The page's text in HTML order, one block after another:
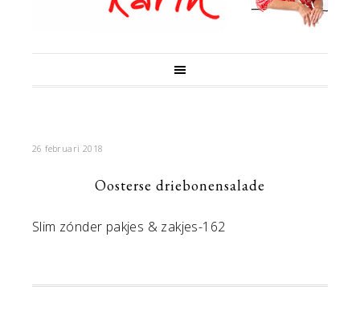
26 februari 2018
Oosterse driebonensalade
Slim zónder pakjes & zakjes-162